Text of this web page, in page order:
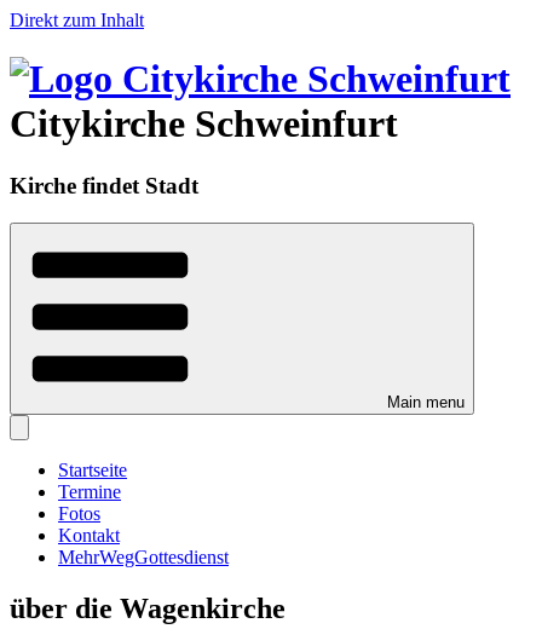
Direkt zum Inhalt
Citykirche Schweinfurt
Kirche findet Stadt
Main menu
Startseite
Termine
Fotos
Kontakt
MehrWegGottesdienst
über die Wagenkirche